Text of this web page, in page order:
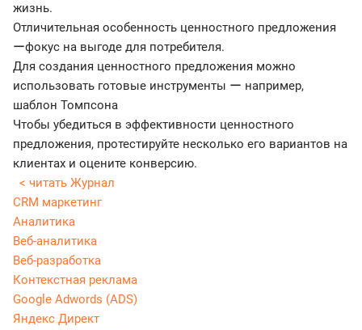
жизнь.
Отличительная особенность ценностного предложения
ーфокус на выгоде для потребителя.
Для создания ценностного предложения можно
использовать готовые инструменты ー например,
шаблон Томпсона
Чтобы убедиться в эффективности ценностного
предложения, протестируйте несколько его вариантов на
клиентах и оцените конверсию.
< читать Журнал
CRM маркетинг
Аналитика
Веб-аналитика
Веб-разработка
Контекстная реклама
Google Adwords (ADS)
Яндекс Директ